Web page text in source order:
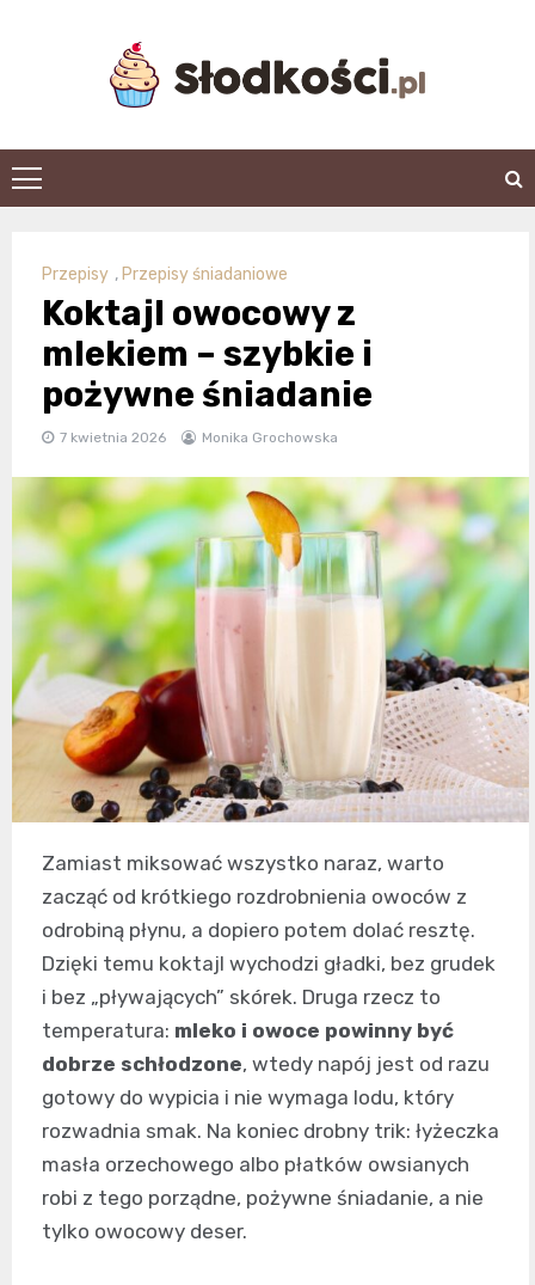
slodkosci.pl
Przepisy , Przepisy śniadaniowe
Koktajl owocowy z
mlekiem – szybkie i
pożywne śniadanie
7 kwietnia 2026 Monika Grochowska
Zamiast miksować wszystko naraz, warto
zacząć od krótkiego rozdrobnienia owoców z
odrobiną płynu, a dopiero potem dolać resztę.
Dzięki temu koktajl wychodzi gładki, bez grudek
i bez „pływających” skórek. Druga rzecz to
temperatura: mleko i owoce powinny być
dobrze schłodzone, wtedy napój jest od razu
gotowy do wypicia i nie wymaga lodu, który
rozwadnia smak. Na koniec drobny trik: łyżeczka
masła orzechowego albo płatków owsianych
robi z tego porządne, pożywne śniadanie, a nie
tylko owocowy deser.